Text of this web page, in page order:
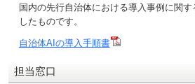
国内の先行自治体における導入事例に関
したものです。
自治体AIの導入手順書
担当窓口